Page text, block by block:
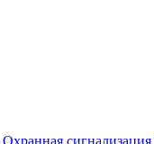
Охранная сигнализация